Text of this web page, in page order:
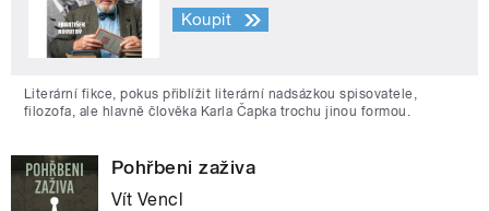
Koupit
Literární fikce, pokus přiblížit literární nadsázkou spisovatele,
filozofa, ale hlavně člověka Karla Čapka trochu jinou formou.
Pohřbeni zaživa
Vít Vencl